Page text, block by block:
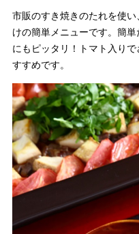
市販のすき焼きのたれを使
けの簡単メニューです。簡
にもピッタリ！トマト入り
すすめです。